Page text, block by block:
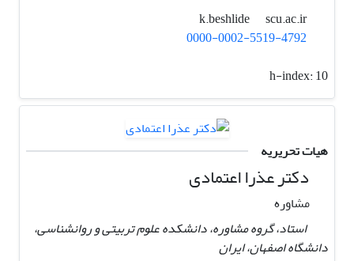
k.beshlide
scu.ac.ir
0000-0002-5519-4792
h-index:10
هیات تحریریه
دکتر عذرا اعتمادی
مشاوره
استاد، گروه مشاوره، دانشکده علوم تربیتی و روانشناسی،
دانشگاه اصفهان، ایران